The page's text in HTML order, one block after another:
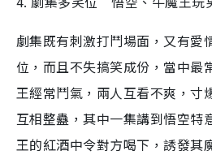
劇集既有刺激打鬥場面，又有愛
位，而且不失搞笑成份，當中最
王經常鬥氣，兩人互看不爽，寸
互相整蠱，其中一集講到悟空特
王的紅酒中令對方喝下，誘發其